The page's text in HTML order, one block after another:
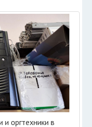
и оргтехники в